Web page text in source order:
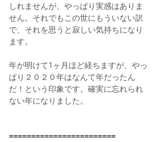
しれませんが、やっぱり実感はありま
せん。それでもこの世にもういない訳
で、それを思うと寂しい気持ちになり
ます。
年が明けて1ヶ月ほど経ちますが、やっ
ぱり２０２０年はなんて年だったん
だ！という印象です。確実に忘れられ
ない年になりました。
========================